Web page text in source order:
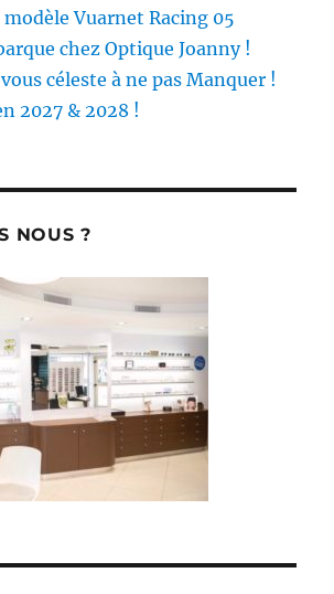
modèle Vuarnet Racing 05
chez Optique Joanny !
céleste à ne pas Manquer !
2027 & 2028 !
NOUS ?